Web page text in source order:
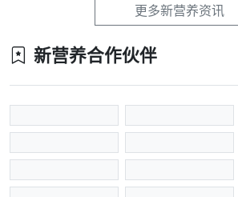
更多新营养资讯
新营养合作伙伴